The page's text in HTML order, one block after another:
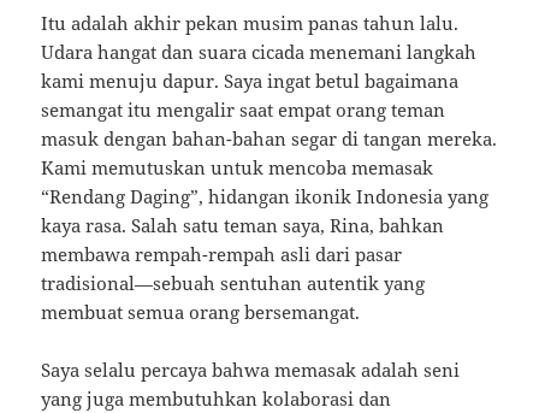
Itu adalah akhir pekan musim panas tahun lalu.
Udara hangat dan suara cicada menemani langkah
kami menuju dapur. Saya ingat betul bagaimana
semangat itu mengalir saat empat orang teman
masuk dengan bahan-bahan segar di tangan mereka.
Kami memutuskan untuk mencoba memasak
“Rendang Daging”, hidangan ikonik Indonesia yang
kaya rasa. Salah satu teman saya, Rina, bahkan
membawa rempah-rempah asli dari pasar
tradisional—sebuah sentuhan autentik yang
membuat semua orang bersemangat.
Saya selalu percaya bahwa memasak adalah seni
yang juga membutuhkan kolaborasi dan